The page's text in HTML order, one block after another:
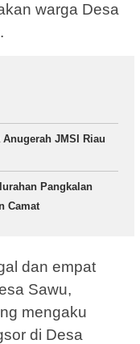
warga Desa
Anugerah JMSI Riau
Pangkalan
Camat
dan empat
Sawu,
mengaku
di Desa